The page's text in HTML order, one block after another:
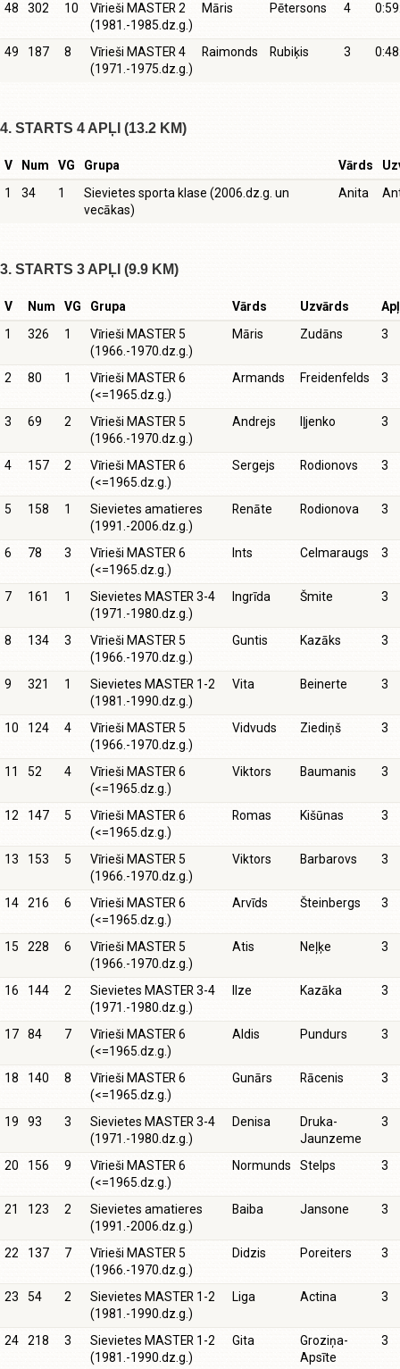
48 302 10
Vīrieši MASTER 2
(1981.-1985.dz.g.)
Māris Pētersons 4
49 187 8
Vīrieši MASTER 4
(1971.-1975.dz.g.)
Raimonds Rubiķis 3
4. STARTS 4 APĻI (13.2 KM)
V Num VG Grupa Vārds
1
34 1
Sievietes sporta klase (2006.dz.g. un
vecākas)
Anita
3. STARTS 3 APĻI (9.9 KM)
V Num VG Grupa Vārds Uzvārds
1
326 1
Vīrieši MASTER 5
(1966.-1970.dz.g.)
Māris Zudāns 3
2 80 1
Vīrieši MASTER 6
(<=1965.dz.g.)
Armands Freidenfelds 3
3 69 2
Vīrieši MASTER 5
(1966.-1970.dz.g.)
Andrejs Iļjenko 3
4 157 2
Vīrieši MASTER 6
(<=1965.dz.g.)
Sergejs Rodionovs 3
5 158 1
Sievietes amatieres
(1991.-2006.dz.g.)
Renāte Rodionova 3
6 78 3
Vīrieši MASTER 6
(<=1965.dz.g.)
Ints Celmaraugs 3
7 161 1
Sievietes MASTER 3-4
(1971.-1980.dz.g.)
Ingrīda Šmite 3
8 134 3
Vīrieši MASTER 5
(1966.-1970.dz.g.)
Guntis Kazāks 3
9 321 1
Sievietes MASTER 1-2
(1981.-1990.dz.g.)
Vita Beinerte 3
10 124 4
Vīrieši MASTER 5
(1966.-1970.dz.g.)
Vidvuds Ziediņš 3
11 52 4
Vīrieši MASTER 6
(<=1965.dz.g.)
Viktors Baumanis 3
12 147 5
Vīrieši MASTER 6
(<=1965.dz.g.)
Romas Kišūnas 3
13 153 5
Vīrieši MASTER 5
(1966.-1970.dz.g.)
Viktors Barbarovs 3
14 216 6
Vīrieši MASTER 6
(<=1965.dz.g.)
Arvīds Šteinbergs 3
15 228 6
Vīrieši MASTER 5
(1966.-1970.dz.g.)
Atis Neļķe 3
16 144 2
Sievietes MASTER 3-4
(1971.-1980.dz.g.)
Ilze Kazāka 3
17 84 7
Vīrieši MASTER 6
(<=1965.dz.g.)
Aldis Pundurs 3
18 140 8
Vīrieši MASTER 6
(<=1965.dz.g.)
Gunārs Rācenis 3
19 93 3
Sievietes MASTER 3-4
(1971.-1980.dz.g.)
Denisa
Druka-
Jaunzeme
3
20 156 9
Vīrieši MASTER 6
(<=1965.dz.g.)
Normunds Stelps 3
21 123 2
Sievietes amatieres
(1991.-2006.dz.g.)
Baiba Jansone 3
22 137 7
Vīrieši MASTER 5
(1966.-1970.dz.g.)
Didzis Poreiters 3
23 54 2
Sievietes MASTER 1-2
(1981.-1990.dz.g.)
Liga Actina 3
24 218 3
Sievietes MASTER 1-2
(1981.-1990.dz.g.)
Gita
Groziņa-
Apsīte
3